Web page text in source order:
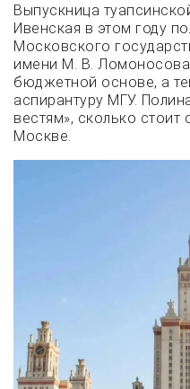
Выпускница
Ивенская в этом году
Московского
имени М. В.
бюджетной основе, а
аспирантуру МГУ.
вестям», сколько стоит
Москве.